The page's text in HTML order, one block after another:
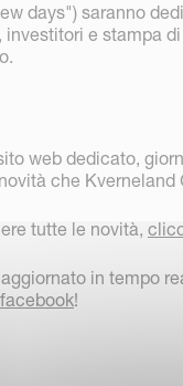
days") saranno
e stampa
web dedicato,
che Kverneland
tutte le novità,
in tempo
!